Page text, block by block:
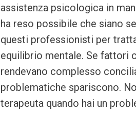
assistenza psicologica in
ha reso possibile che siano
questi professionisti per
equilibrio mentale. Se fattori
rendevano complesso
problematiche spariscono.
terapeuta quando hai un